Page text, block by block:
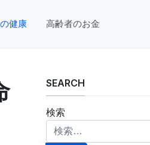
健康 高齢者のお金
SEARCH
検索